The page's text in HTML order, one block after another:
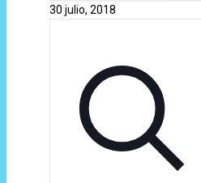
30 julio, 2018